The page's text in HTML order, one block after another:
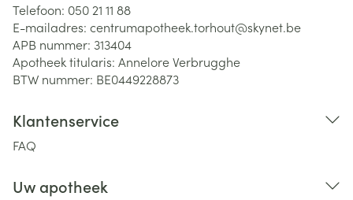
Telefoon: 050 21 11 88
E-mailadres: centrumapotheek.torhout@skynet.be
APB nummer: 313404
Apotheek titularis: Annelore Verbrugghe
BTW nummer: BE0449228873
Klantenservice
FAQ
Uw apotheek